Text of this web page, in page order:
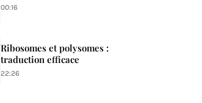
00:16
Ribosomes et polysomes :
traduction efficace
22:26